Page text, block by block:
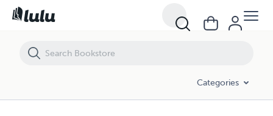
Categories
14-18 Histoire(s) d'une guerre de cent ans